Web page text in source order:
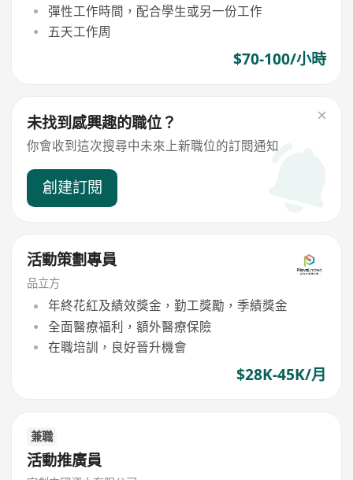
彈性工作時間，配合學生或另一份工作
五天工作周
$70-100/小時
未找到感興趣的職位？
你會收到這次搜尋中未來上新職位的訂閱通知
創建訂閱
活動策劃專員
品立方
年終花紅及績效獎金，勤工獎勵，季績獎金
全面醫療福利，額外醫療保險
在職培訓，良好晉升機會
$28K-45K/月
兼職
活動推廣員